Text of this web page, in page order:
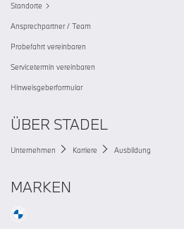
Standorte
Ansprechpartner / Team
Probefahrt vereinbaren
Servicetermin vereinbaren
Hinweisgeberformular
ÜBER STADEL
Unternehmen Karriere Ausbildung
MARKEN